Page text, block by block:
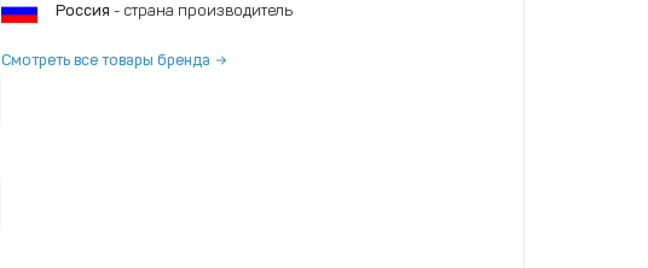
Россия - страна производитель
Смотреть все товары бренда